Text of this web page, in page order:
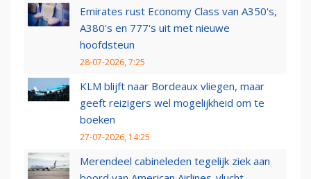
Emirates rust Economy Class van A350's,
A380's en 777's uit met nieuwe
hoofdsteun
28-07-2026, 7:25
KLM blijft naar Bordeaux vliegen, maar
geeft reizigers wel mogelijkheid om te
boeken
27-07-2026, 14:25
Merendeel cabineleden tegelijk ziek aan